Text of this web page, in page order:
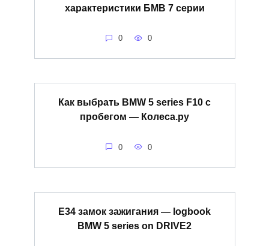
характеристики БМВ 7 серии
0 0
Как выбрать BMW 5 series F10 с
пробегом — Колеса.ру
0 0
Е34 замок зажигания — logbook
BMW 5 series on DRIVE2